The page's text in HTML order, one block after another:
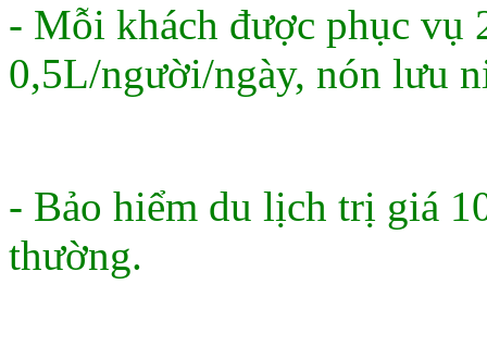
- Mỗi khách được phục vụ
0,5L/người/ngày, nón lưu
- Bảo hiểm du lịch trị giá
thường.